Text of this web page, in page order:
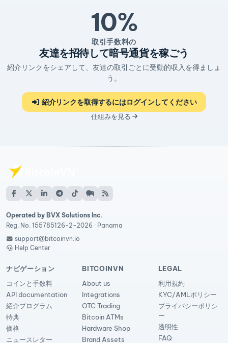
10%
取引手数料の
友達を招待して暗号通貨を稼ごう
紹介リンクをシェアして、友達の取引ごとに受動的収入を得ましょ
う。
紹介リンクを取得するにはログインしてください
仕組みを見る
Operated by BVX Solutions Inc.
Reg. No. 155785126-2-2026 · Panama
support@bitcoinvn.io
Help Center
ナビゲーション
コインと手数料
API documentation
紹介プログラム
特典
価格
ニュースレター
BITCOINVN
About us
Integrations
OTC Trading
Bitcoin ATMs
Hardware Shop
Brand Assets
LEGAL
利用規約
KYC/AMLポリシー
プライバシーポリシ
ー
透明性
FAQ